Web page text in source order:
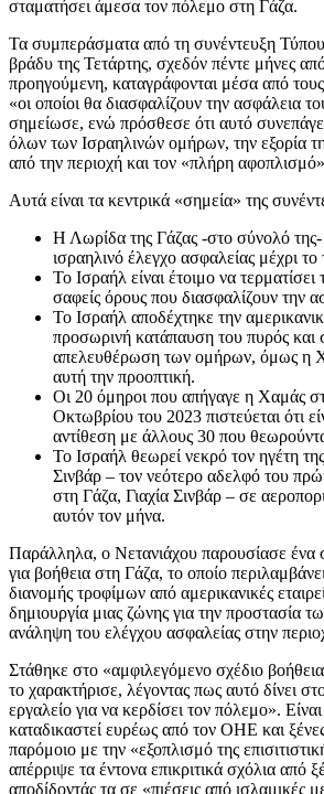
σταματήσει άμεσα τον πόλεμο στη Γάζα.
Τα συμπεράσματα από τη συνέντευξη
βράδυ της Τετάρτης, σχεδόν πέντε μήνες
προηγούμενη, καταγράφονται μέσα από
«οι οποίοι θα διασφαλίζουν την ασφάλεια
σημείωσε, ενώ πρόσθεσε ότι αυτό
όλων των Ισραηλινών ομήρων, την εξορία
από την περιοχή και τον «πλήρη
Αυτά είναι τα κεντρικά «σημεία» της
Η Λωρίδα της Γάζας -στο σύνολό της-
ισραηλινό έλεγχο ασφαλείας μέχρι
Το Ισραήλ είναι έτοιμο να
σαφείς όρους που διασφαλίζουν την
Το Ισραήλ αποδέχτηκε την
προσωρινή κατάπαυση του πυρός και
απελευθέρωση των ομήρων, όμως η
αυτή την προοπτική.
Οι 20 όμηροι που απήγαγε η Χαμάς
Οκτωβρίου του 2023 πιστεύεται ότι
αντίθεση με άλλους 30 που
Το Ισραήλ θεωρεί νεκρό τον ηγέτη
Σινβάρ – τον νεότερο αδελφό του
στη Γάζα, Γιαχία Σινβάρ – σε
αυτόν τον μήνα.
Παράλληλα, ο Νετανιάχου παρουσίασε ένα
για βοήθεια στη Γάζα, το οποίο
διανομής τροφίμων από αμερικανικές
δημιουργία μιας ζώνης για την προστασία
ανάληψη του ελέγχου ασφαλείας στην
Στάθηκε στο «αμφιλεγόμενο σχέδιο
το χαρακτήρισε, λέγοντας πως αυτό δίνει
εργαλείο για να κερδίσει τον πόλεμο».
καταδικαστεί ευρέως από τον ΟΗΕ και
παρόμοιο με την «εξοπλισμό της
απέρριψε τα έντονα επικριτικά σχόλια από
αποδίδοντάς τα σε «πιέσεις από ισλαμικές